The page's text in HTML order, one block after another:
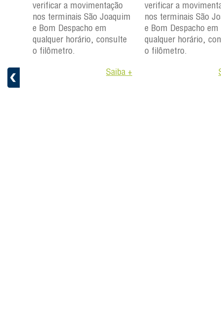
+
verificar a movimentação
nos terminais São Joaquim
e Bom Despacho em
qualquer horário, consulte
o filômetro.
Saiba +
verificar a
nos terminais São
e Bom Despacho em
qualquer horário,
o filômetro.